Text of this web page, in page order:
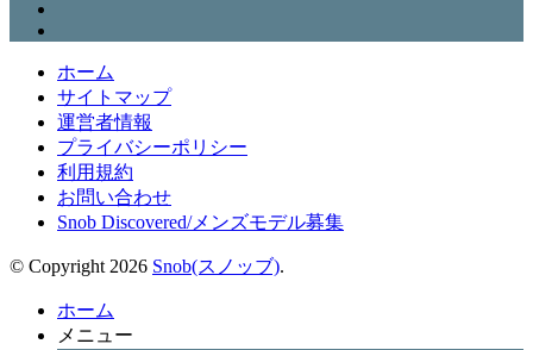
ホーム
サイトマップ
運営者情報
プライバシーポリシー
利用規約
お問い合わせ
Snob Discovered/メンズモデル募集
© Copyright 2026 Snob(スノッブ).
ホーム
メニュー